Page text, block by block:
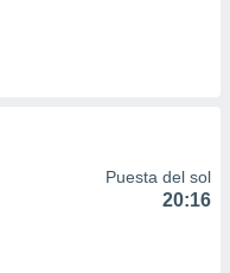
Puesta del sol
20:16